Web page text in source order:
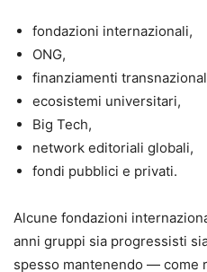
fondazioni internazionali,
ONG,
finanziamenti
ecosistemi universitari,
Big Tech,
network editoriali globali,
fondi pubblici e privati.
Alcune fondazioni
anni gruppi sia progressisti
spesso mantenendo — come